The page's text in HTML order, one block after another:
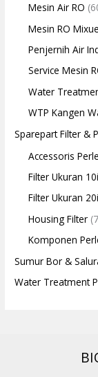
Mesin Air RO
Mesin RO Mixue
Penjernih Air
Service Mesin
Water
WTP Kangen
Sparepart Filter &
Accessoris
Filter Ukuran
Filter Ukuran
Housing Filter
Komponen
Sumur Bor &
Water Treatment